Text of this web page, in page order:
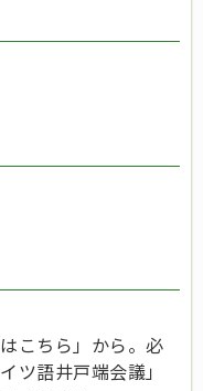
こちら」から。必
ツ語井戸端会議」